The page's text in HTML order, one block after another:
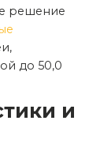
решение
до 50,0
и